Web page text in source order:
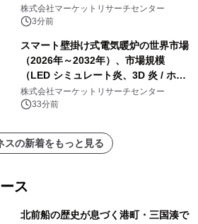
プ、削りくず、研削スラッジ、フィル
ター媒体、微粉、オーバースプレー、
を発表
株式会社マーケットリサーチセンター
3分前
スマート壁掛け式電気暖炉の世界市場
（2026年～2032年）、市場規模
（LED シミュレート炎、3D 炎 / ホロ
グラフィック効果、水ミスト炎）・分
析レポートを発表
株式会社マーケットリサーチセンター
33分前
スの新着をもっと見る
ス
北前船の歴史が息づく港町・三国湊で